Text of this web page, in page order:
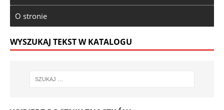
O stronie
WYSZUKAJ TEKST W KATALOGU